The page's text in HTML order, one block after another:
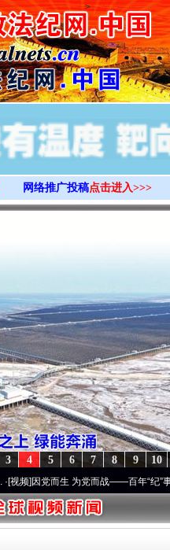
>
网络推广投稿点击进入>>>
10
9
8
7
6
5
4
3
而生 为党而战——百年“纪”事⑧加强纪